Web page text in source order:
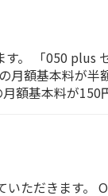
。 「050 plus
月額基本料が半
額基本料が150
ただきます。